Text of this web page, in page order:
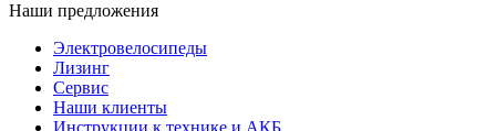
Наши предложения
Электровелосипеды
Лизинг
Сервис
Наши клиенты